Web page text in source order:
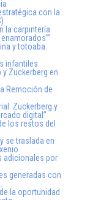
con la
la carpintería
y totoaba:
infantiles:
Zuckerberg en
Remoción de
Zuckerberg y
digital”
los restos del
se traslada en
adicionales por
generadas con
la oportunidad